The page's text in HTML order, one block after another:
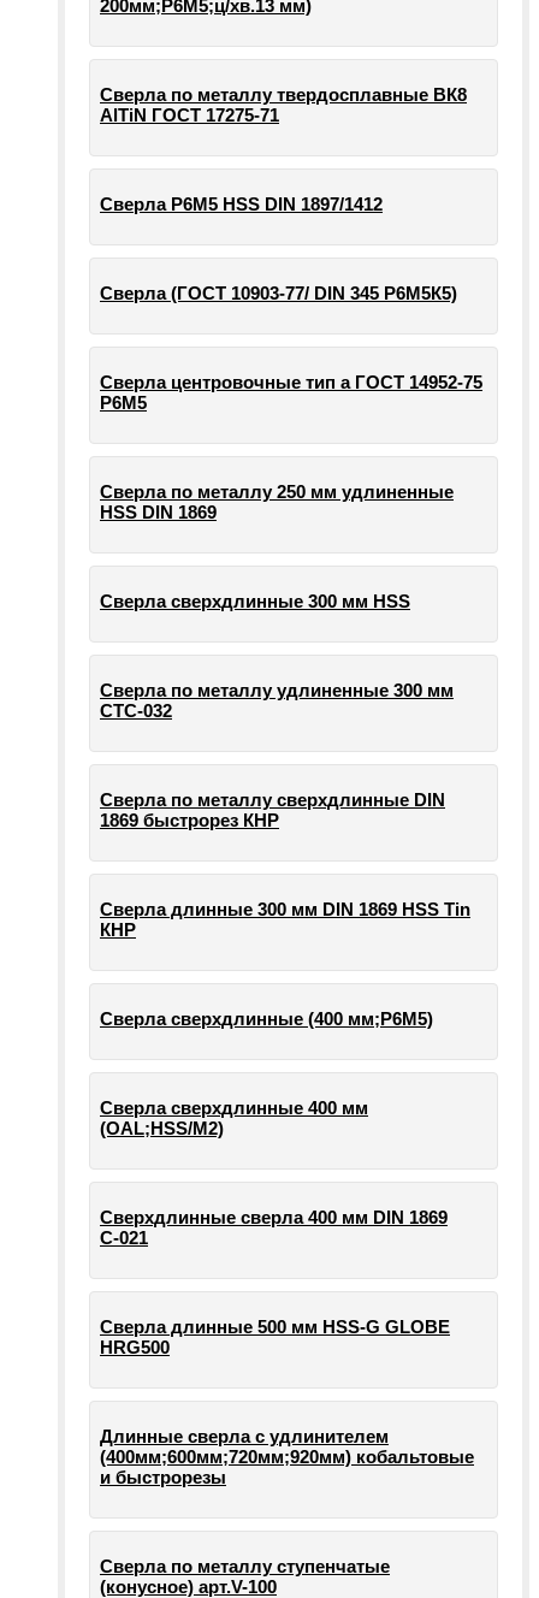
200мм;Р6М5;ц/хв.13 мм)
Сверла по металлу твердосплавные ВК8
AlTiN ГОСТ 17275-71
Сверла Р6М5 HSS DIN 1897/1412
Сверла (ГОСТ 10903-77/ DIN 345 Р6М5К5)
Сверла центровочные тип а ГОСТ 14952-75
Р6М5
Сверла по металлу 250 мм удлиненные
HSS DIN 1869
Сверла сверхдлинные 300 мм HSS
Сверла по металлу удлиненные 300 мм
СТС-032
Сверла по металлу сверхдлинные DIN
1869 быстрорез КНР
Сверла длинные 300 мм DIN 1869 HSS Tin
КНР
Сверла сверхдлинные (400 мм;Р6М5)
Сверла сверхдлинные 400 мм
(OAL;HSS/M2)
Сверхдлинные сверла 400 мм DIN 1869
С-021
Сверла длинные 500 мм HSS-G GLOBE
HRG500
Длинные сверла с удлинителем
(400мм;600мм;720мм;920мм) кобальтовые
и быстрорезы
Сверла по металлу ступенчатые
(конусное) арт.V-100